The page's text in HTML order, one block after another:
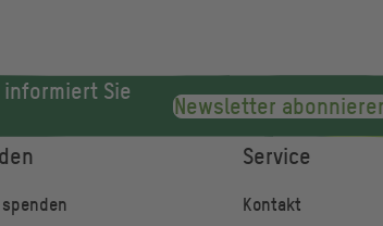
Sie
Newsletter
Service
Kontakt